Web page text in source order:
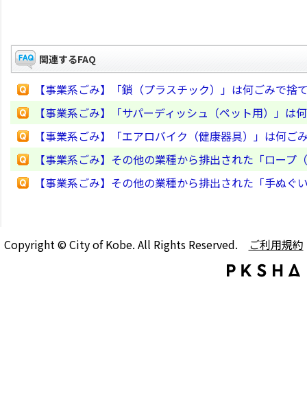
関連するFAQ
【事業系ごみ】「鎖（プラスチック）」は何ごみで捨
【事業系ごみ】「サパーディッシュ（ペット用）」は
【事業系ごみ】「エアロバイク（健康器具）」は何ご
【事業系ごみ】その他の業種から排出された「ロー
【事業系ごみ】その他の業種から排出された「手ぬ
Copyright © City of Kobe. All Rights Reserved. ご利用規約